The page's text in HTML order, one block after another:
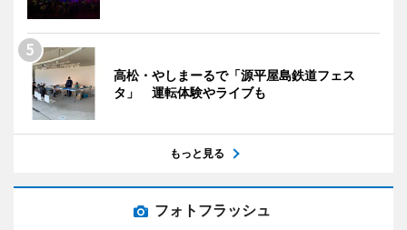
高松・やしまーるで「源平屋島鉄道フェス
タ」 運転体験やライブも
もっと見る
フォトフラッシュ